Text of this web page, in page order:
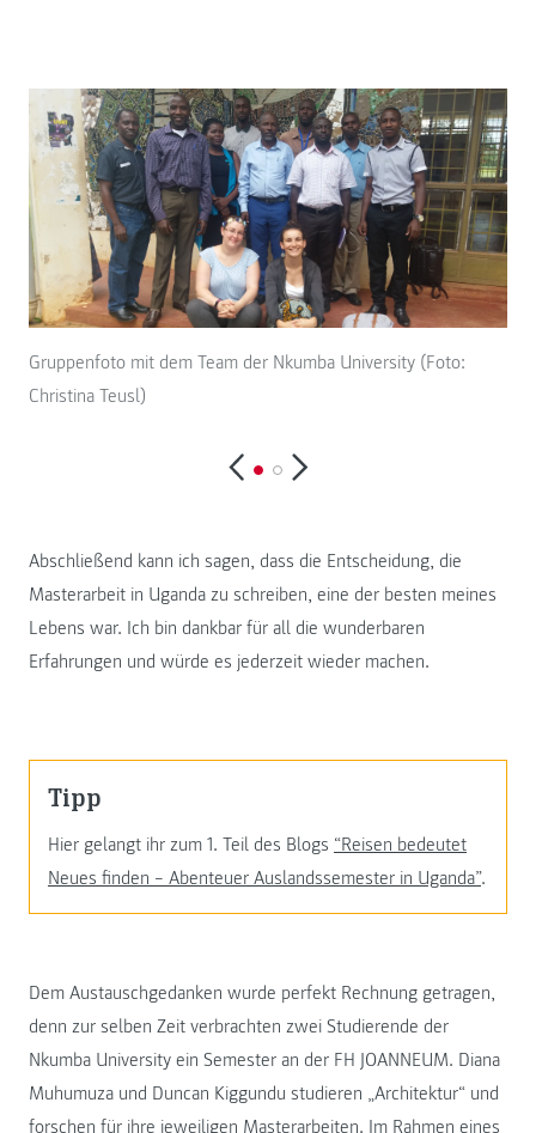
Gruppenfoto mit dem Team der Nkumba University (Foto:
Christina Teusl)
Abschließend kann ich sagen, dass die Entscheidung, die
Masterarbeit in Uganda zu schreiben, eine der besten meines
Lebens war. Ich bin dankbar für all die wunderbaren
Erfahrungen und würde es jederzeit wieder machen.
Tipp
Hier gelangt ihr zum 1. Teil des Blogs “Reisen bedeutet
Neues finden – Abenteuer Auslandssemester in Uganda”.
Dem Austauschgedanken wurde perfekt Rechnung getragen,
denn zur selben Zeit verbrachten zwei Studierende der
Nkumba University ein Semester an der FH JOANNEUM. Diana
Muhumuza und Duncan Kiggundu studieren „Architektur“ und
forschen für ihre jeweiligen Masterarbeiten. Im Rahmen eines